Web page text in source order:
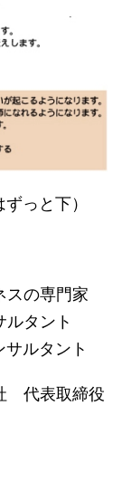
っと下）
スの専門家
ルタント
ルタント
代表取締役